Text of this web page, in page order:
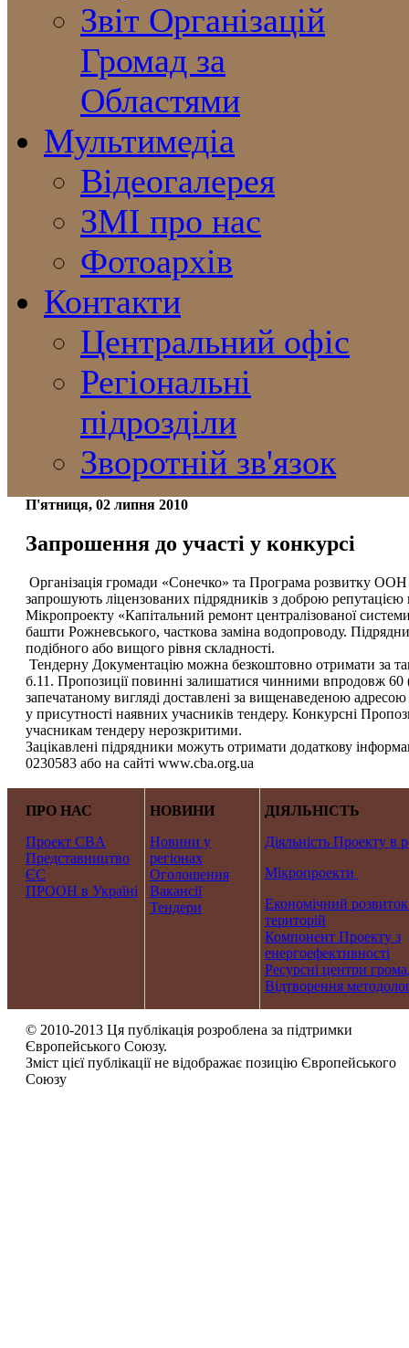
Звіт Організацій
Громад за
Областями
Мультимедіа
Відеогалерея
ЗМІ про нас
Фотоархів
Контакти
Центральний офіс
Регіональні
підрозділи
Зворотній зв'язок
П'ятниця, 02 липня 2010
Запрошення до участі у конкурсі
Організація громади «Сонечко» та Програма розвитку
запрошують ліцензованих підрядників з доброю репутацією
Мікропроекту «Капітальний ремонт централізованої
башти Рожневського, часткова заміна водопроводу.
подібного або вищого рівня складності.
Тендерну Документацію можна безкоштовно отримати за
б.11. Пропозиції повинні залишатися чинними впродовж 60
запечатаному вигляді доставлені за вищенаведеною
у присутності наявних учасників тендеру. Конкурсні
учасникам тендеру нерозкритими.
Зацікавлені підрядники можуть отримати додаткову
0230583 або на сайті www.cba.org.ua
ПРО НАС
Проект CBA
Представництво
ЄС
ПРООН в Україні
НОВИНИ
Новини у
регіонах
Оголошення
Вакансії
Тендери
ДІЯЛЬНІСТЬ
Діяльність Проекту в
Мікропроекти
Економічний розвиток
територій
Компонент Проекту з
енергоефективності
Ресурсні центри
Відтворення
© 2010-2013 Ця публікація розроблена за підтримки
Європейського Союзу.
Зміст цієї публікації не відображає позицію Європейського
Союзу